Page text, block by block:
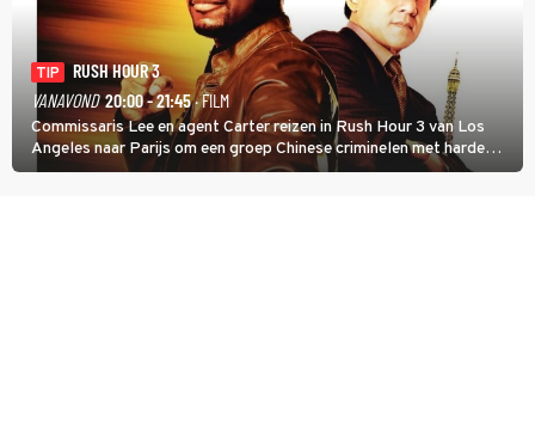
TIP
RUSH HOUR 3
VANAVOND 20:00 - 21:45· FILM
Commissaris Lee en agent Carter reizen in Rush Hour 3 van Los
Angeles naar Parijs om een groep Chinese criminelen met harde
hand aan te pakken.